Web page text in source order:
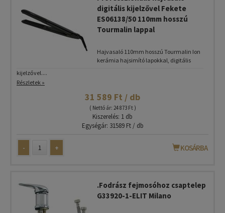
digitális kijelzővel Fekete
ES06138/50 110mm hosszú
Tourmalin lappal
Hajvasaló 110mm hosszú Tourmalin Ion
kerámia hajsimító lapokkal, digitális
kijelzővel....
Részletek »
31 589 Ft / db
( Nettó ár: 24 873 Ft )
Kiszerelés: 1 db
Egységár: 31589 Ft / db
- + KOSÁRBA
.Fodrász fejmosóhoz csaptelep
G33920-1-ELIT Milano